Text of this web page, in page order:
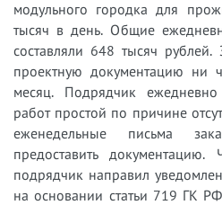
модульного городка для
тысяч в день. Общие
составляли 648 тысяч рублей.
проектную документацию ни
месяц. Подрядчик
работ простой по причине
еженедельные письма
предоставить
подрядчик направил
на основании статьи 719 ГК